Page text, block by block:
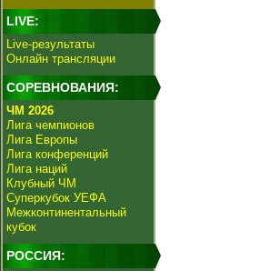
LIVE:
Live-результаты
Онлайн трансляции
СОРЕВНОВАНИЯ:
ЧМ 2026
Лига чемпионов
Лига Европы
Лига конференций
Лига наций
Клубный ЧМ
Суперкубок УЕФА
Межконтинентальный
кубок
РОССИЯ: